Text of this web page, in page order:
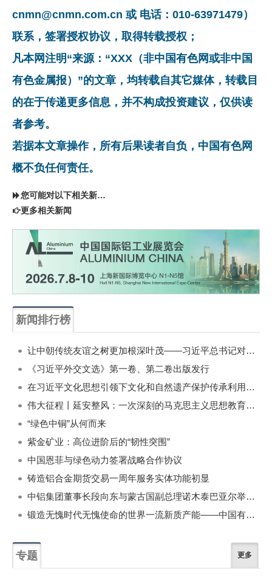
cnmn@cnmn.com.cn 或 电话：010-63971479）
联系，签署授权协议，取得转载授权；
凡本网注明“来源：“XXX（非中国有色网或非中国
有色金属报）”的文章，均转载自其它媒体，转载目
的在于传递更多信息，并不构成投资建议，仅供读
者参考。
若据本文章操作，所有后果读者自负，中国有色网
概不负任何责任。
您可能对以下相关新闻同样感兴趣
更多相关新闻
新闻排行榜
让中朝传统友谊之树更加根深叶茂——习近平总书记对朝鲜进行国事访问纪实
《习近平外交文选》第一卷、第二卷出版发行
在习近平文化思想引领下文化和自然遗产保护传承利用工作开创新局面
伟大征程丨延安整风：一次深刻的马克思主义思想教育运动
“绿色中铜”从何而来
紫金矿业：高位进阶后的“韧性突围”
中国恩菲与绿色动力签署战略合作协议
铸造铝合金期货交易一周年服务实体功能初显
中铝集团董事长段向东与蒙古国副总理诺木泰巴亚尔举行会谈
锻造无愧时代无愧使命的世界一流新质产能——中国有色金属工业的战略应对与破局之道（二）
专题 更多